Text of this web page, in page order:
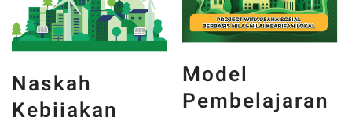
Naskah
Kebijakan
Model
Pembelajaran